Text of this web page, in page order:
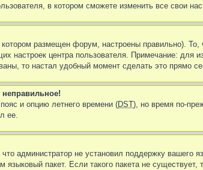
в котором сможете изменить все свои
размещен форум, настроены правильно).
настроек центра пользователя. Примечание: для
то настал удобный момент сделать это прямо
и опцию летнего времени (DST), но время по-
ее.
администратор не установил поддержку
языковый пакет. Если такого пакета не